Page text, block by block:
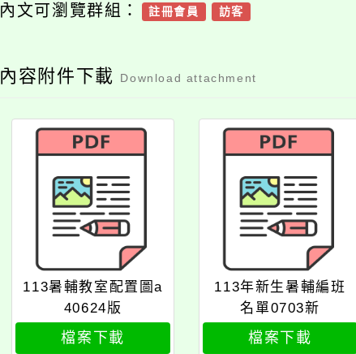
內文可瀏覽群組： 註冊會員 訪客
內容附件下載 Download attachment
113暑輔教室配置圖a
40624版
檔案下載
113年新生暑輔編班
名單0703新
檔案下載